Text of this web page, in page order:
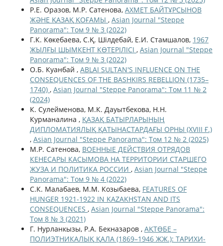
Р.Е. Оразов, М.Р. Сатенова, АХМЕТ БАЙТҰРСЫНОВ
ЖӘНЕ ҚАЗАҚ ҚОҒАМЫ , Asian Journal "Steppe
Panorama": Том 9 № 3 (2022)
Г.К. Көкебаева, С.Қ. Шілдебай, Е.И. Стамшалов, 1967
ЖЫЛҒЫ ШЫМКЕНТ КӨТЕРІЛІСІ , Asian Journal "Steppe
Panorama": Том 9 № 3 (2022)
О.Б. Куанбай , ABLAI SULTAN'S INFLUENCE ON THE
CONSEQUENCES OF THE BASHKIRS REBELLION (1735–
1740) , Asian Journal "Steppe Panorama": Том 11 № 2
(2024)
К. Сулейменова, М.К. Дауытбекова, Н.Н.
Курманалина , ҚАЗАҚ БАТЫРЛАРЫНЫҢ
ДИПЛОМАТИЯЛЫҚ ҚАТЫНАСТАРДАҒЫ ОРНЫ (ХVІІІ Ғ.)
, Asian Journal "Steppe Panorama": Том 12 № 2 (2025)
М.Р. Сатенова, ВОЕННЫЕ ДЕЙСТВИЯ ОТРЯДОВ
КЕНЕСАРЫ КАСЫМОВА НА ТЕРРИТОРИИ СТАРШЕГО
ЖУЗА И ПОЛИТИКА РОССИИ , Asian Journal "Steppe
Panorama": Том 9 № 4 (2022)
С.К. Малабаев, М.М. Козыбаева, FEATURES OF
HUNGER 1921-1922 IN KAZAKHSTAN AND ITS
CONSEQUENCES , Asian Journal "Steppe Panorama":
Том 8 № 3 (2021)
Г. Нурланкызы, Р.А. Бекназаров , АҚТӨБЕ –
ПОЛИЭТНИКАЛЫҚ ҚАЛА (1869–1946 ЖЖ.): ТАРИХИ-